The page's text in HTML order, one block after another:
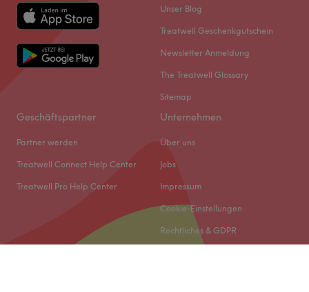
Unser Blog
Treatwell Geschenkgutschein
Newsletter Anmeldung
The Treatwell Glossary
Sitemap
Geschäftspartner
Partner werden
Treatwell Connect Help Center
Treatwell Pro Help Center
Unternehmen
Über uns
Jobs
Impressum
Cookie-Einstellungen
Rechtliches & GDPR